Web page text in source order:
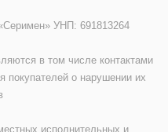
УНП: 691813264
в том числе контактами
покупателей о нарушении их
исполнительных и